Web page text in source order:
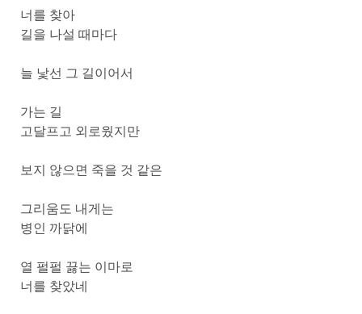
너를 찾아
길을 나설 때마다
늘 낯선 그 길이어서
가는 길
고달프고 외로웠지만
보지 않으면 죽을 것 같은
그리움도 내게는
병인 까닭에
열 펄펄 끓는 이마로
너를 찾았네